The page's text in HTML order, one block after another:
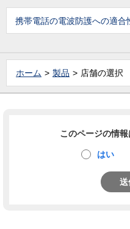
携帯電話の電波防護への適合
ホーム 製品 店舗の選択
このページの情
はい
送